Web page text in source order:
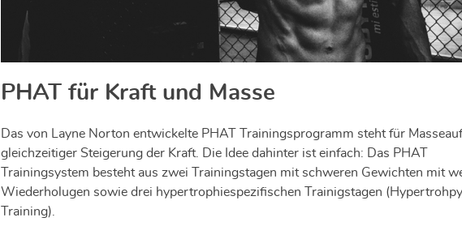
PHAT für Kraft und Masse
Das von Layne Norton entwickelte PHAT Trainingsprogramm steht für
gleichzeitiger Steigerung der Kraft. Die Idee dahinter ist einfach: Das PHAT
Trainingsystem besteht aus zwei Trainingstagen mit schweren Gewichten mit
Wiederholugen sowie drei hypertrophiespezifischen Trainigstagen (Hypertrohpy
Training).